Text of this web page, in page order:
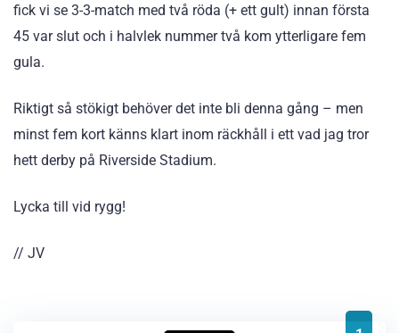
fick vi se 3-3-match med två röda (+ ett gult) innan första
45 var slut och i halvlek nummer två kom ytterligare fem
gula.
Riktigt så stökigt behöver det inte bli denna gång – men
minst fem kort känns klart inom räckhåll i ett vad jag tror
hett derby på Riverside Stadium.
Lycka till vid rygg!
// JV